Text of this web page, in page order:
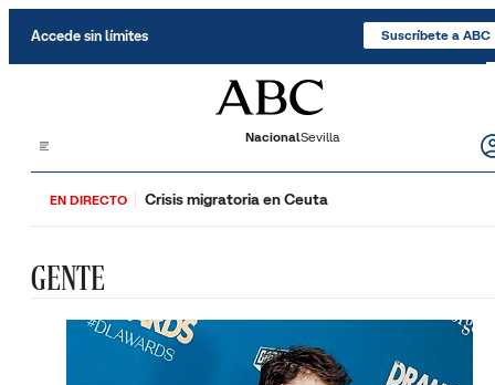
Accede sin límites Suscríbete a ABC
NacionalSevilla
EN DIRECTO Crisis migratoria en Ceuta
GENTE